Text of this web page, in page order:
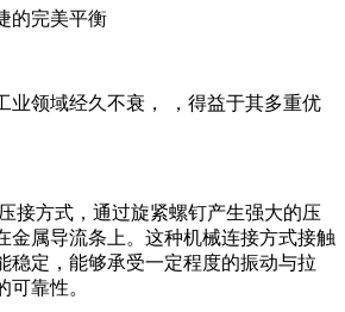
的完美平衡
业领域经久不衰， ，得益于其多重优
接方式，通过旋紧螺钉产生强大的压
金属导流条上。这种机械连接方式接触
稳定，能够承受一定程度的振动与拉
靠性。